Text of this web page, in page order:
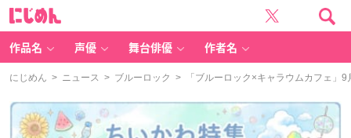
作品名 声優 舞台俳優 作者名
にじめん > ニュース > ブルーロック > 「ブルーロック×キャラウムカフェ」